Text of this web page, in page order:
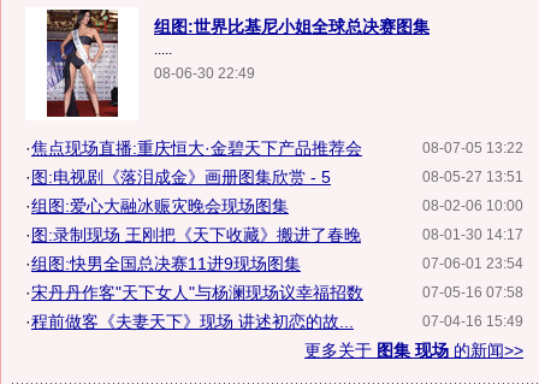
组图:世界比基尼小姐全球总决赛图集
.....
08-06-30 22:49
08-07-05 13:22
·焦点现场直播:重庆恒大·金碧天下产品推荐会
08-05-27 13:51
·图:电视剧《落泪成金》画册图集欣赏 - 5
08-02-06 10:00
·组图:爱心大融冰赈灾晚会现场图集
08-01-30 14:17
·图:录制现场 王刚把《天下收藏》搬进了春晚
07-06-01 23:54
·组图:快男全国总决赛11进9现场图集
07-05-16 07:58
·宋丹丹作客"天下女人"与杨澜现场议幸福招数
07-04-16 15:49
·程前做客《夫妻天下》现场 讲述初恋的故...
更多关于 图集 现场 的新闻>>